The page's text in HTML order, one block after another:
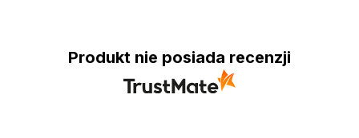
Produkt nie posiada recenzji